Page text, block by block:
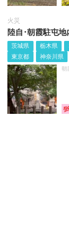
火災
陸自･朝霞駐屯地
茨城県 栃木県
東京都
神奈川県
朝